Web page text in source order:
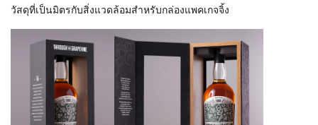
วัสดุที่เป็นมิตรกับสิ่งแวดล้อมสำหรับกล่องแพคเกจจิ้ง